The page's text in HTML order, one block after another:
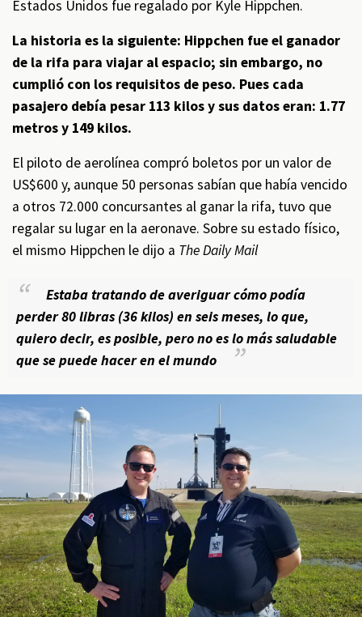
Estados Unidos fue regalado por Kyle Hippchen.
La historia es la siguiente: Hippchen fue el ganador
de la rifa para viajar al espacio; sin embargo, no
cumplió con los requisitos de peso. Pues cada
pasajero debía pesar 113 kilos y sus datos eran: 1.77
metros y 149 kilos.
El piloto de aerolínea compró boletos por un valor de
US$600 y, aunque 50 personas sabían que había vencido
a otros 72.000 concursantes al ganar la rifa, tuvo que
regalar su lugar en la aeronave. Sobre su estado físico,
el mismo Hippchen le dijo a The Daily Mail
Estaba tratando de averiguar cómo podía
perder 80 libras (36 kilos) en seis meses, lo que,
quiero decir, es posible, pero no es lo más saludable
que se puede hacer en el mundo